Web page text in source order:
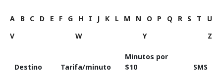
A B C D E F G H I J K L M N O P Q R S T
U
V
W Y Z
Destino Tarifa/minuto
Minutos por
⁦$10⁩
SMS